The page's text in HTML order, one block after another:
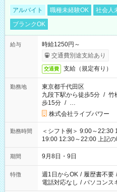
アルバイト 職種未経験OK 社会人
ブランクOK
給与
時給1250円～
交通費別途支給あり
交通費 支給（規定有り）
勤務地
東京都千代田区
九段下駅から徒歩5分 / 竹
歩15分 / …
株式会社ライブパワー
勤務時間
＜シフト例＞ 9:00～
19:00 12:30～22:00 上記の時間から好きな時間を選べます！ ※
時間は変更となる可能性が
期間 9月8日・9日
特徴 週1日からOK / 履歴書不要 /
電話対応なし / パソコンス